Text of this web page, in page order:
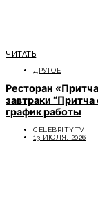
ЧИТАТЬ
ДРУГОЕ
Ресторан
завтраки
график работы
CELEBRITYTV
13 ИЮЛЯ, 2026